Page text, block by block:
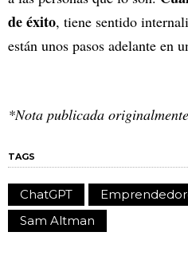
de éxito, tiene sentido
están unos pasos adelante en
*Nota publicada
TAGS
ChatGPT
Sam Altman